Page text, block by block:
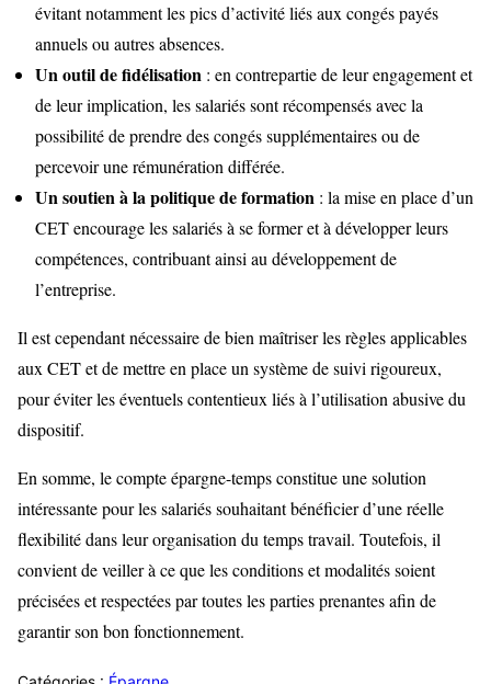
évitant notamment les pics d’activité liés aux congés payés
annuels ou autres absences.
Un outil de fidélisation : en contrepartie de leur engagement et
de leur implication, les salariés sont récompensés avec la
possibilité de prendre des congés supplémentaires ou de
percevoir une rémunération différée.
Un soutien à la politique de formation : la mise en place d’un
CET encourage les salariés à se former et à développer leurs
compétences, contribuant ainsi au développement de
l’entreprise.
Il est cependant nécessaire de bien maîtriser les règles applicables
aux CET et de mettre en place un système de suivi rigoureux,
pour éviter les éventuels contentieux liés à l’utilisation abusive du
dispositif.
En somme, le compte épargne-temps constitue une solution
intéressante pour les salariés souhaitant bénéficier d’une réelle
flexibilité dans leur organisation du temps travail. Toutefois, il
convient de veiller à ce que les conditions et modalités soient
précisées et respectées par toutes les parties prenantes afin de
garantir son bon fonctionnement.